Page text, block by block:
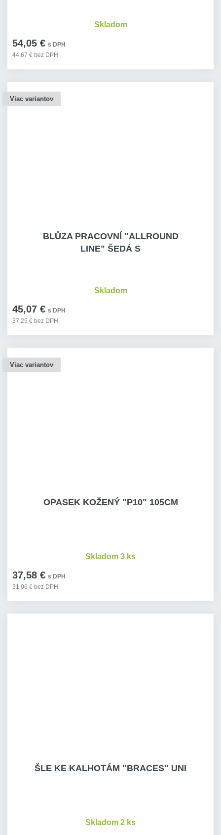
54,05 € s DPH
44,67 € bez DPH
Skladom
Viac variantov
BLŮZA PRACOVNÍ "ALLROUND
LINE" ŠEDÁ S
45,07 € s DPH
37,25 € bez DPH
Skladom
Viac variantov
OPASEK KOŽENÝ "P10" 105CM
37,58 € s DPH
31,06 € bez DPH
Skladom 3 ks
ŠLE KE KALHOTÁM "BRACES" UNI
Skladom 2 ks